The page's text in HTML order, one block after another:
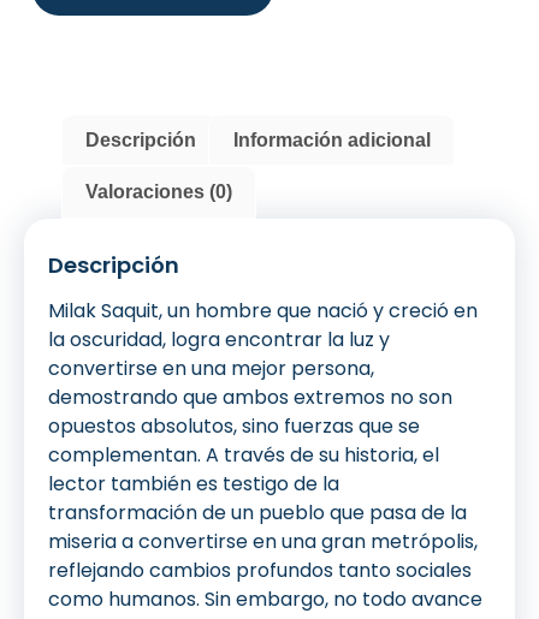
Descripción Información adicional
Valoraciones (0)
Descripción
Milak Saquit, un hombre que nació y creció en
la oscuridad, logra encontrar la luz y
convertirse en una mejor persona,
demostrando que ambos extremos no son
opuestos absolutos, sino fuerzas que se
complementan. A través de su historia, el
lector también es testigo de la
transformación de un pueblo que pasa de la
miseria a convertirse en una gran metrópolis,
reflejando cambios profundos tanto sociales
como humanos. Sin embargo, no todo avance